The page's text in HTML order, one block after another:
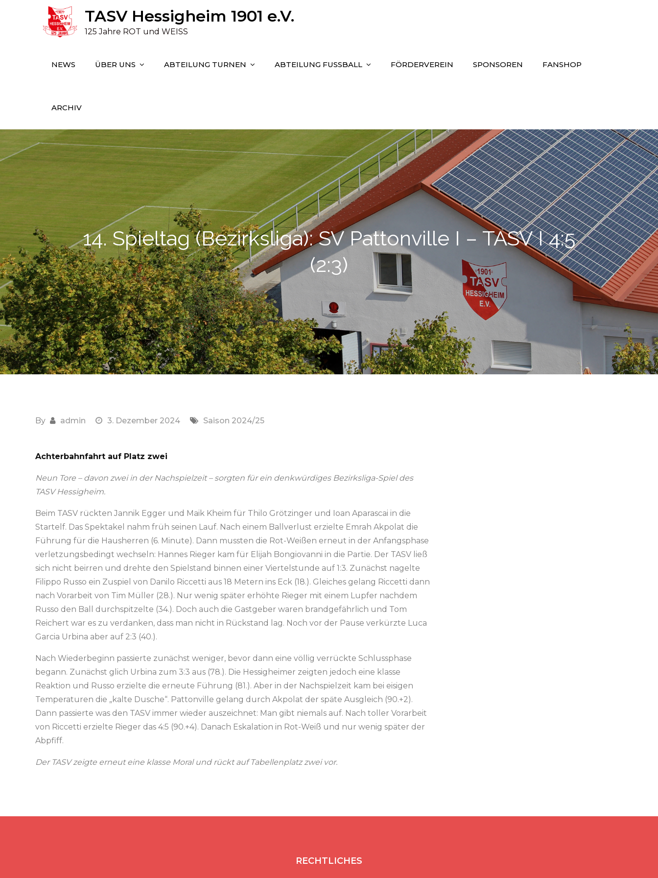
TASV Hessigheim 1901 e.V.
125 Jahre ROT und WEISS
NEWS ÜBER UNS ABTEILUNG TURNEN ABTEILUNG FUSSBALL FÖRDERVEREIN SPONSOREN FANSHOP
ARCHIV
14. Spieltag (Bezirksliga): SV Pattonville I – TASV I 4:5
(2:3)
By admin 3. Dezember 2024 Saison 2024/25
Achterbahnfahrt auf Platz zwei
Neun Tore – davon zwei in der Nachspielzeit – sorgten für ein denkwürdiges Bezirksliga-Spiel des
TASV Hessigheim.
Beim TASV rückten Jannik Egger und Maik Kheim für Thilo Grötzinger und Ioan Aparascai in die
Startelf. Das Spektakel nahm früh seinen Lauf. Nach einem Ballverlust erzielte Emrah Akpolat die
Führung für die Hausherren (6. Minute). Dann mussten die Rot-Weißen erneut in der Anfangsphase
verletzungsbedingt wechseln: Hannes Rieger kam für Elijah Bongiovanni in die Partie. Der TASV ließ
sich nicht beirren und drehte den Spielstand binnen einer Viertelstunde auf 1:3. Zunächst nagelte
Filippo Russo ein Zuspiel von Danilo Riccetti aus 18 Metern ins Eck (18.). Gleiches gelang Riccetti dann
nach Vorarbeit von Tim Müller (28.). Nur wenig später erhöhte Rieger mit einem Lupfer nachdem
Russo den Ball durchspitzelte (34.). Doch auch die Gastgeber waren brandgefährlich und Tom
Reichert war es zu verdanken, dass man nicht in Rückstand lag. Noch vor der Pause verkürzte Luca
Garcia Urbina aber auf 2:3 (40.).
Nach Wiederbeginn passierte zunächst weniger, bevor dann eine völlig verrückte Schlussphase
begann. Zunächst glich Urbina zum 3:3 aus (78.). Die Hessigheimer zeigten jedoch eine klasse
Reaktion und Russo erzielte die erneute Führung (81.). Aber in der Nachspielzeit kam bei eisigen
Temperaturen die „kalte Dusche“. Pattonville gelang durch Akpolat der späte Ausgleich (90.+2).
Dann passierte was den TASV immer wieder auszeichnet: Man gibt niemals auf. Nach toller Vorarbeit
von Riccetti erzielte Rieger das 4:5 (90.+4). Danach Eskalation in Rot-Weiß und nur wenig später der
Abpfiff.
Der TASV zeigte erneut eine klasse Moral und rückt auf Tabellenplatz zwei vor.
RECHTLICHES